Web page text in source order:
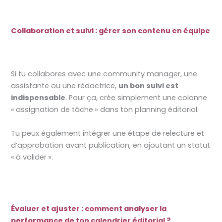
Collaboration et suivi : gérer son contenu en équipe
Si tu collabores avec une community manager, une
assistante ou une rédactrice, un bon suivi est
indispensable. Pour ça, crée simplement une colonne
« assignation de tâche » dans ton planning éditorial.
Tu peux également intégrer une étape de relecture et
d’approbation avant publication, en ajoutant un statut
« à valider ».
Évaluer et ajuster : comment analyser la